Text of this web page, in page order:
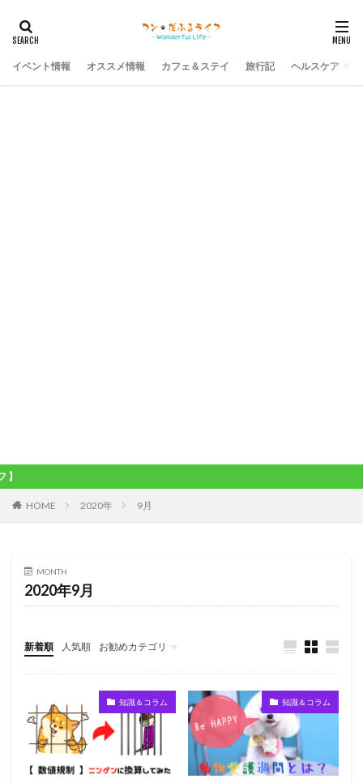
イベント情報 オススメ情報 カフェ＆ステイ 旅行記 ヘルスケア
HOME 2020年 9月
MONTH
2020年9月
新着順 人気順 お勧めカテゴリ
未分類
知識＆コラム 知識＆コラム